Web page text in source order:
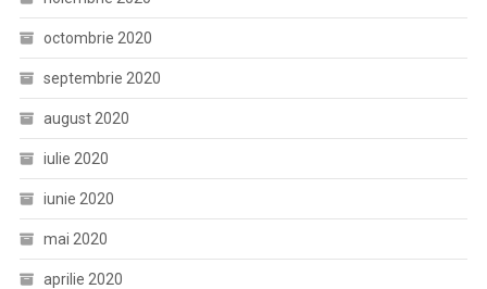
octombrie 2020
septembrie 2020
august 2020
iulie 2020
iunie 2020
mai 2020
aprilie 2020